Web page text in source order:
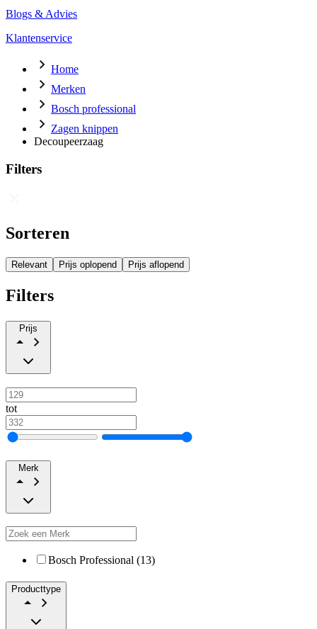
Blogs & Advies
Klantenservice
Home
Merken
Bosch professional
Zagen knippen
Decoupeerzaag
Filters
Sorteren
Relevant Prijs oplopend Prijs aflopend
Filters
Prijs
tot
Merk
Bosch Professional (13)
Producttype